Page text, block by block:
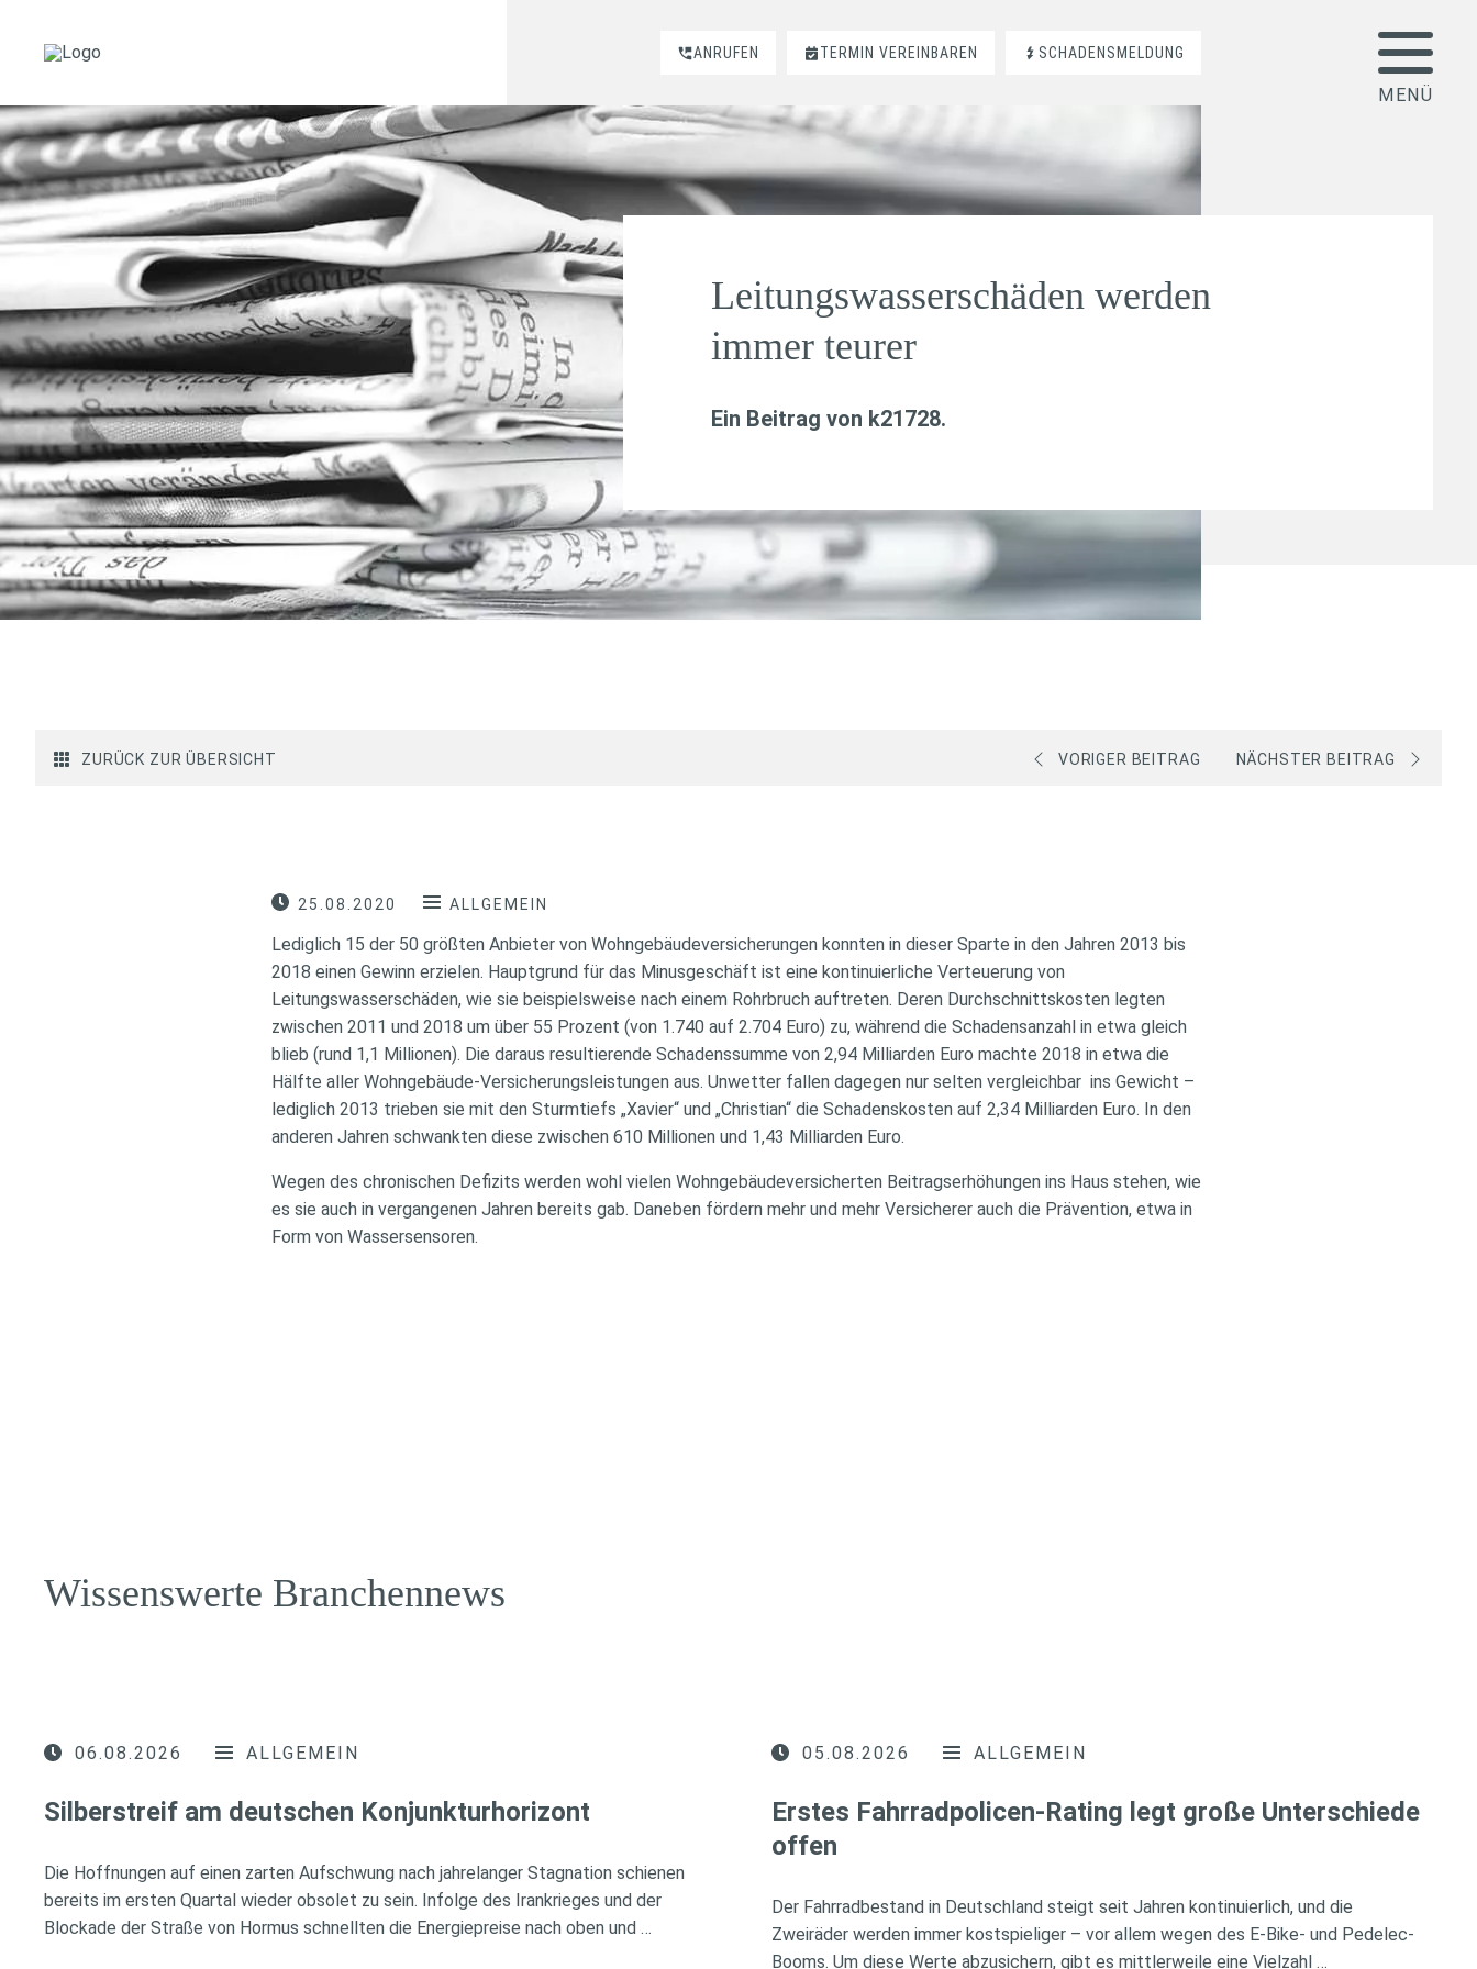
ANRUFEN TERMIN VEREINBAREN SCHADENSMELDUNG
Leitungswasserschäden werden
immer teurer
Ein Beitrag von k21728.
ZURÜCK ZUR ÜBERSICHT VORIGER BEITRAG NÄCHSTER BEITRAG
25.08.2020 ALLGEMEIN
Lediglich 15 der 50 größten Anbieter von Wohngebäudeversicherungen konnten in dieser Sparte in den Jahren 2013 bis
2018 einen Gewinn erzielen. Hauptgrund für das Minusgeschäft ist eine kontinuierliche Verteuerung von
Leitungswasserschäden, wie sie beispielsweise nach einem Rohrbruch auftreten. Deren Durchschnittskosten legten
zwischen 2011 und 2018 um über 55 Prozent (von 1.740 auf 2.704 Euro) zu, während die Schadensanzahl in etwa gleich
blieb (rund 1,1 Millionen). Die daraus resultierende Schadenssumme von 2,94 Milliarden Euro machte 2018 in etwa die
Hälfte aller Wohngebäude-Versicherungsleistungen aus. Unwetter fallen dagegen nur selten vergleichbar ins Gewicht –
lediglich 2013 trieben sie mit den Sturmtiefs „Xavier“ und „Christian“ die Schadenskosten auf 2,34 Milliarden Euro. In den
anderen Jahren schwankten diese zwischen 610 Millionen und 1,43 Milliarden Euro.
Wegen des chronischen Defizits werden wohl vielen Wohngebäudeversicherten Beitragserhöhungen ins Haus stehen, wie
es sie auch in vergangenen Jahren bereits gab. Daneben fördern mehr und mehr Versicherer auch die Prävention, etwa in
Form von Wassersensoren.
Wissenswerte Branchennews
06.08.2026 ALLGEMEIN
Silberstreif am deutschen Konjunkturhorizont
Die Hoffnungen auf einen zarten Aufschwung nach jahrelanger Stagnation schienen
bereits im ersten Quartal wieder obsolet zu sein. Infolge des Irankrieges und der
Blockade der Straße von Hormus schnellten die Energiepreise nach oben und …
05.08.2026 ALLGEMEIN
Erstes Fahrradpolicen-Rating legt große Unterschiede
offen
Der Fahrradbestand in Deutschland steigt seit Jahren kontinuierlich, und die
Zweiräder werden immer kostspieliger – vor allem wegen des E-Bike- und Pedelec-
Booms. Um diese Werte abzusichern, gibt es mittlerweile eine Vielzahl …